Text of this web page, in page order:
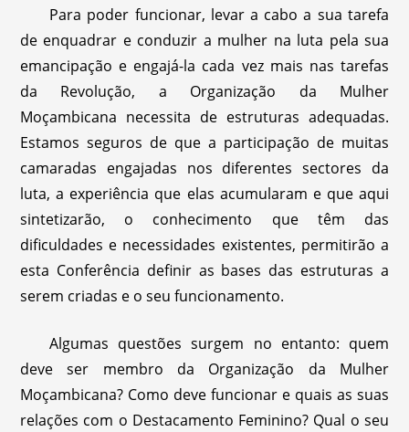
Para poder funcionar, levar a cabo a sua tarefa
de enquadrar e conduzir a mulher na luta pela sua
emancipação e engajá-la cada vez mais nas tarefas
da Revolução, a Organização da Mulher
Moçambicana necessita de estruturas adequadas.
Estamos seguros de que a participação de muitas
camaradas engajadas nos diferentes sectores da
luta, a experiência que elas acumularam e que aqui
sintetizarão, o conhecimento que têm das
dificuldades e necessidades existentes, permitirão a
esta Conferência definir as bases das estruturas a
serem criadas e o seu funcionamento.
Algumas questões surgem no entanto: quem
deve ser membro da Organização da Mulher
Moçambicana? Como deve funcionar e quais as suas
relações com o Destacamento Feminino? Qual o seu